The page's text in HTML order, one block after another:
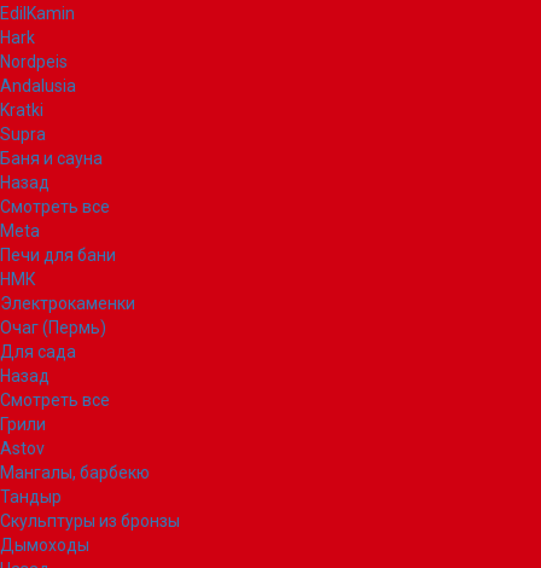
EdilKamin
Hark
Nordpeis
Andalusia
Kratki
Supra
Баня и сауна
Назад
Смотреть все
Meta
Печи для бани
НМК
Электрокаменки
Очаг (Пермь)
Для сада
Назад
Смотреть все
Грили
Astov
Мангалы, барбекю
Тандыр
Скульптуры из бронзы
Дымоходы